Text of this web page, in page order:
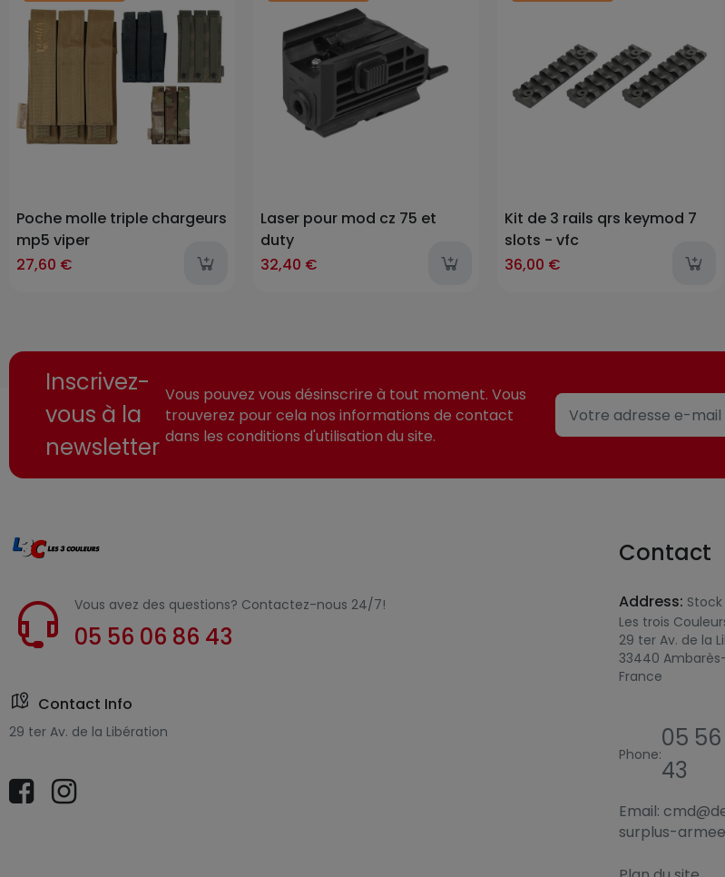
Prix
Poche molle triple chargeurs
mp5 viper
27,60 €
Laser pour mod cz 75 et
duty
32,40 €
Kit de 3 rails qrs keymod 7
slots - vfc
36,00 €
Inscrivez-
vous à la
newsletter
Vous pouvez vous désinscrire à tout moment. Vous
trouverez pour cela nos informations de contact
dans les conditions d'utilisation du site.
Vous avez des questions? Contactez-nous 24/7!
05 56 06 86 43
Contact Info
29 ter Av. de la Libération
Contact
Address:
Les trois
29 ter Av. de la
33440
France
Phone:
05
43
Email:
surplus-